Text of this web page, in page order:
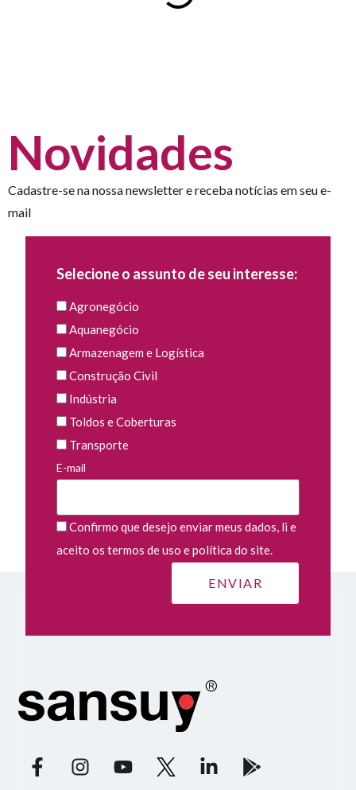
Novidades
Cadastre-se na nossa newsletter e receba notícias em seu e-
mail
Selecione o assunto de seu interesse:
Agronegócio
Aquanegócio
Armazenagem e Logística
Construção Civil
Indústria
Toldos e Coberturas
Transporte
E-mail
Confirmo que desejo enviar meus dados, li e
aceito os termos de uso e política do site.